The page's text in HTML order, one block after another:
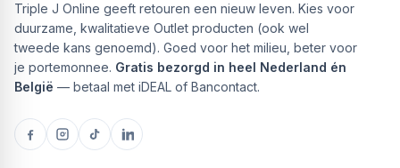
Triple J Online geeft retouren een nieuw leven. Kies voor
duurzame, kwalitatieve Outlet producten (ook wel
tweede kans genoemd). Goed voor het milieu, beter voor
je portemonnee. Gratis bezorgd in heel Nederland én
België — betaal met iDEAL of Bancontact.